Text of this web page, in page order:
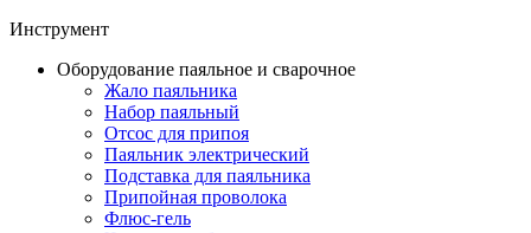
Инструмент
Оборудование паяльное и сварочное
Жало паяльника
Набор паяльный
Отсос для припоя
Паяльник электрический
Подставка для паяльника
Припойная проволока
Флюс-гель